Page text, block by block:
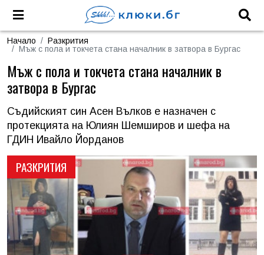
Начало
Разкрития
Мъж с пола и токчета стана началник в затвора в Бургас
РАЗКРИТИЯ
Мъж с пола и токчета стана началник в
затвора в Бургас
Съдийският син Асен Вълков е назначен с
протекцията на Юлиян Шемширов и шефа на
ГДИН Ивайло Йорданов